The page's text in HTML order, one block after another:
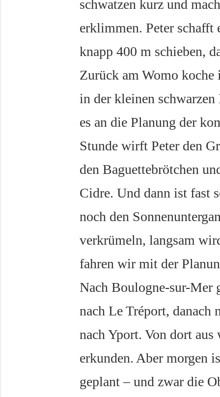
schwatzen kurz und
erklimmen. Peter schafft
knapp 400 m schieben,
Zurück am Womo koche
in der kleinen
es an die Planung der
Stunde wirft Peter den
den Baguettebrötchen
Cidre. Und dann ist fast
noch den
verkrümeln, langsam
fahren wir mit der
Nach Boulogne-sur-Mer
nach Le Tréport, danach
nach Yport. Von dort
erkunden. Aber morgen
geplant – und zwar die